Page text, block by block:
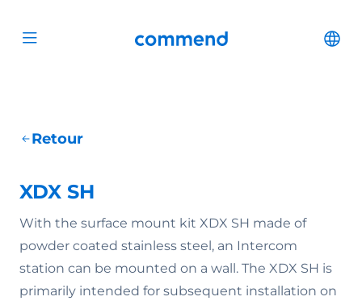
Open menu Commend
Retour
XDX SH
With the surface mount kit XDX SH made of
powder coated stainless steel, an Intercom
station can be mounted on a wall. The XDX SH is
primarily intended for subsequent installation on